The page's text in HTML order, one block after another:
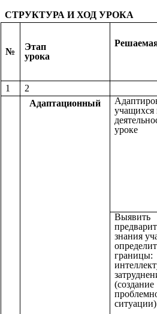
СТРУКТУРА И ХОД УРОКА
№
Этап
урока
1 2
Адаптационный
учащихся
уроке
Выявить
знания
границы:
(создание
ситуации)